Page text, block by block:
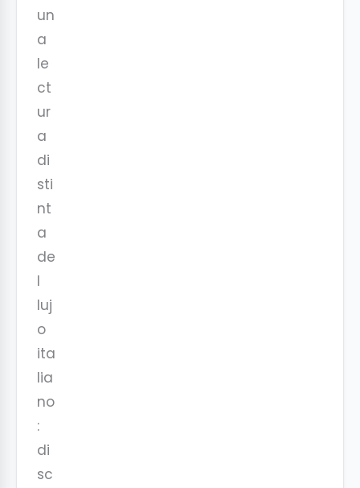
un
a
le
ct
ur
a
di
sti
nt
a
de
l
luj
o
ita
lia
no
:
di
sc